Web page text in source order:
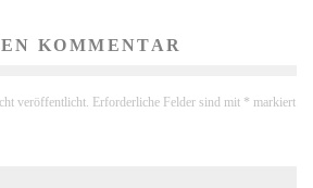
KOMMENTAR
veröffentlicht. Erforderliche Felder sind mit * markiert